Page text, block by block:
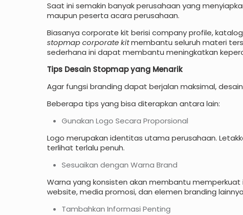
Saat ini semakin banyak perusahaan yang
maupun peserta acara perusahaan.
Biasanya corporate kit berisi company profile,
stopmap corporate kitmembantu seluruh materi
sederhana ini dapat membantu meningkatkan
Tips Desain Stopmap yang Menarik
Agar fungsi branding dapat berjalan maksimal,
Beberapa tips yang bisa diterapkan antara lain:
Gunakan Logo Secara Proporsional
Logo merupakan identitas utama perusahaan.
terlihat terlalu penuh.
Sesuaikan dengan Warna Brand
Warna yang konsisten akan membantu
website, media promosi, dan elemen branding
Tambahkan Informasi Penting